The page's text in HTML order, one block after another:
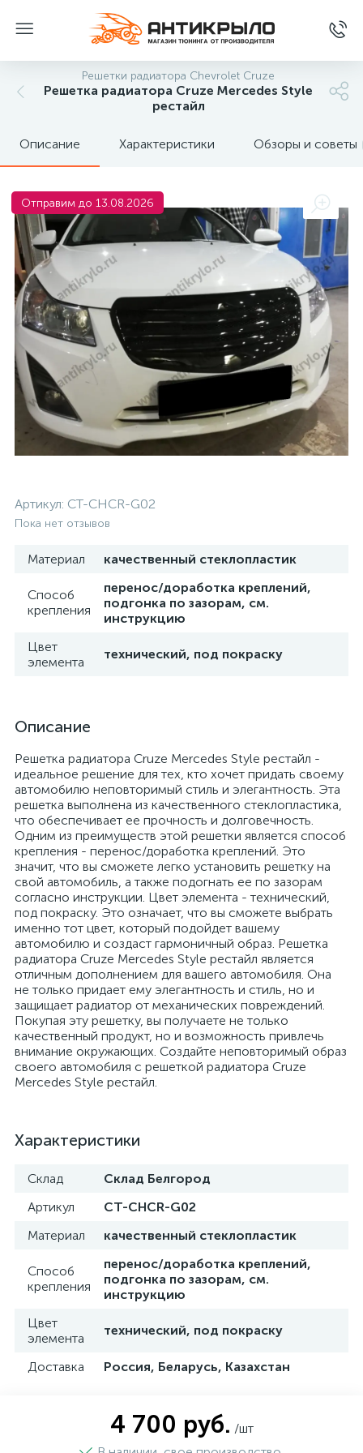
Решетки радиатора Chevrolet Cruze
Решетка радиатора Cruze Mercedes Style
рестайл
Описание Характеристики Обзоры и советы
Отправим до 13.08.2026
Артикул: CT-CHCR-G02
Пока нет отзывов
Материал качественный стеклопластик
Способ
крепления
перенос/доработка креплений,
подгонка по зазорам, см.
инструкцию
Цвет
элемента
технический, под покраску
Описание
Решетка радиатора Cruze Mercedes Style рестайл -
идеальное решение для тех, кто хочет придать своему
автомобилю неповторимый стиль и элегантность. Эта
решетка выполнена из качественного стеклопластика,
что обеспечивает ее прочность и долговечность.
Одним из преимуществ этой решетки является способ
крепления - перенос/доработка креплений. Это
значит, что вы сможете легко установить решетку на
свой автомобиль, а также подогнать ее по зазорам
согласно инструкции. Цвет элемента - технический,
под покраску. Это означает, что вы сможете выбрать
именно тот цвет, который подойдет вашему
автомобилю и создаст гармоничный образ. Решетка
радиатора Cruze Mercedes Style рестайл является
отличным дополнением для вашего автомобиля. Она
не только придает ему элегантность и стиль, но и
защищает радиатор от механических повреждений.
Покупая эту решетку, вы получаете не только
качественный продукт, но и возможность привлечь
внимание окружающих. Создайте неповторимый образ
своего автомобиля с решеткой радиатора Cruze
Mercedes Style рестайл.
Характеристики
Склад
Склад Белгород
Артикул
CT-CHCR-G02
Материал
качественный стеклопластик
Способ
крепления
перенос/доработка креплений,
подгонка по зазорам, см.
инструкцию
Цвет
элемента
технический, под покраску
Доставка Россия, Беларусь, Казахстан
4 700 руб. /шт